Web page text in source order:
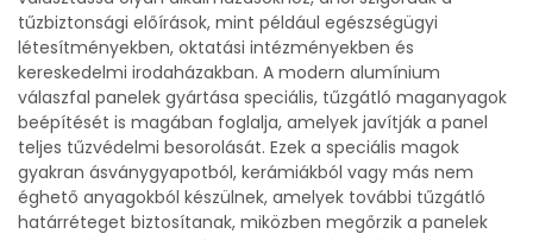
tűzbiztonsági előírások, mint például egészségügyi
létesítményekben, oktatási intézményekben és
kereskedelmi irodaházakban. A modern alumínium
válaszfal panelek gyártása speciális, tűzgátló maganyagok
beépítését is magában foglalja, amelyek javítják a panel
teljes tűzvédelmi besorolását. Ezek a speciális magok
gyakran ásványgyapotból, kerámiákból vagy más nem
éghető anyagokból készülnek, amelyek további tűzgátló
határréteget biztosítanak, miközben megőrzik a panelek